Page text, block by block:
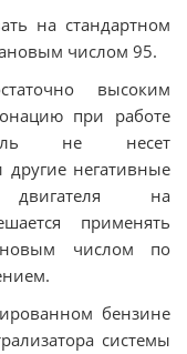
на стандартном
числом 95.
высоким
при работе
не несет
другие негативные
двигателя на
применять
числом по
бензине
системы